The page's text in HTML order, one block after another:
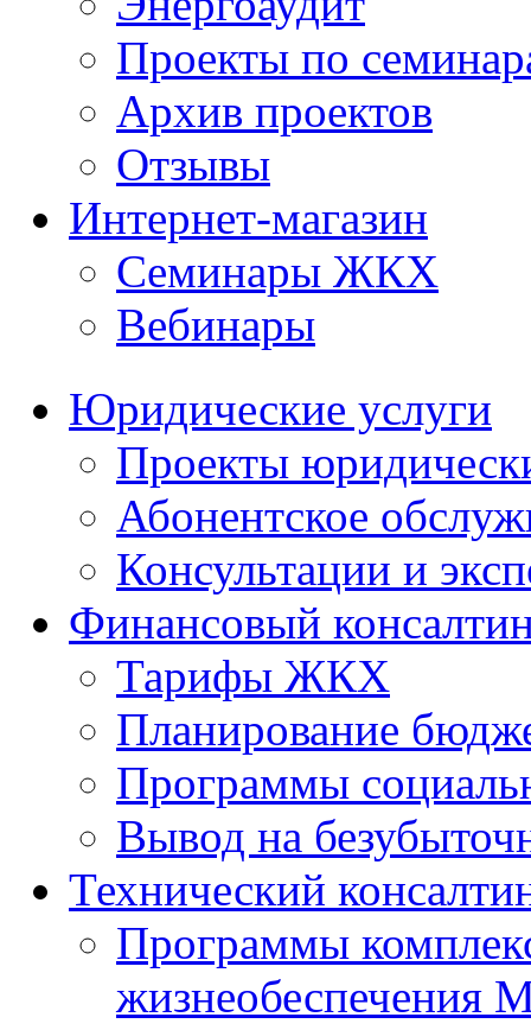
Проекты по
Архив проектов
Отзывы
Интернет-магазин
Семинары ЖКХ
Вебинары
Юридические услуги
Проекты
Абонентское
Консультации и
Финансовый
Тарифы ЖКХ
Планирование
Программы
Вывод на
Технический
Программы
жизнеобеспечения